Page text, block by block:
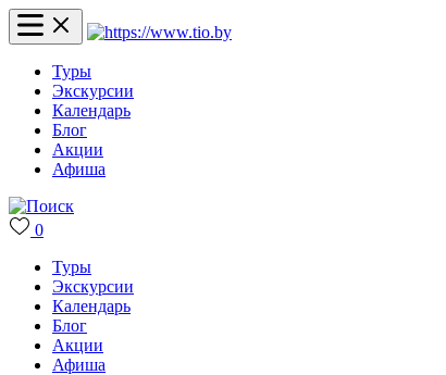
Туры
Экскурсии
Календарь
Блог
Акции
Афиша
0
Туры
Экскурсии
Календарь
Блог
Акции
Афиша